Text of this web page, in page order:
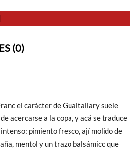
(0)
el carácter de Gualtallary suele
acercarse a la copa, y acá se traduce
pimiento fresco, ají molido de
mentol y un trazo balsámico que